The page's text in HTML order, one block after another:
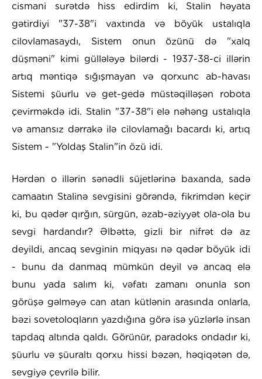
cismani surətdə hiss edirdim ki, Stalin həyata
gətirdiyi "37-38"i vaxtında və böyük ustalıqla
cilovlamasaydı, Sistem onun özünü də "xalq
düşməni" kimi güllələyə bilərdi - 1937-38-ci illərin
artıq məntiqə sığışmayan və qorxunc ab-havası
Sistemi şüurlu və get-gedə müstəqilləşən robota
çevirməkdə idi. Stalin "37-38"i elə nəhəng ustalıqla
və amansız dərrakə ilə cilovlamağı bacardı ki, artıq
Sistem - "Yoldaş Stalin"in özü idi.
Hərdən o illərin sənədli süjetlərinə baxanda, sadə
camaatın Stalinə sevgisini görəndə, fikrimdən keçir
ki, bu qədər qırğın, sürgün, əzab-əziyyət ola-ola bu
sevgi hardandır? Əlbəttə, gizli bir nifrət də az
deyildi, ancaq sevginin miqyası nə qədər böyük idi
- bunu da danmaq mümkün deyil və ancaq elə
bunu yada salım ki, vəfatı zamanı onunla son
görüşə gəlməyə can atan kütlənin arasında onlarla,
bəzi sovetoloqların yazdığına görə isə yüzlərlə insan
tapdaq altında qaldı. Görünür, paradoks ondadır ki,
şüurlu və şüuraltı qorxu hissi bəzən, həqiqətən də,
sevgiyə çevrilə bilir.